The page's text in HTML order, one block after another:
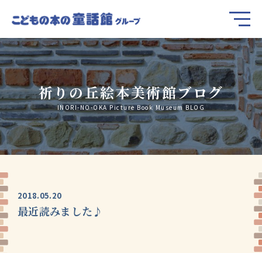
祈りの丘絵本美術館ブログ
INORI-NO-OKA Picture Book Museum BLOG
2018.05.20
最近読みました♪